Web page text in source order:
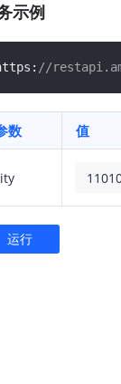
示例
//
数 值
运行